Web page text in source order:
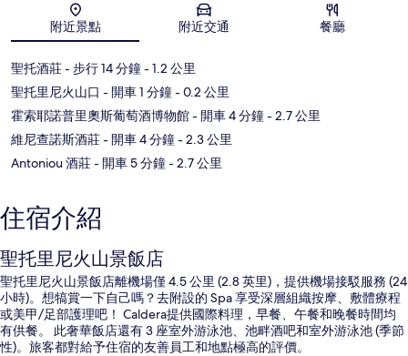
地圖
附近景點 附近交通 餐廳
聖托酒莊- 步行 14 分鐘- 1.2 公里
聖托里尼火山口 - 開車 1 分鐘- 0.2 公里
霍索耶諾普里奧斯葡萄酒博物館- 開車 4 分鐘- 2.7 公里
維尼查諾斯酒莊- 開車 4 分鐘- 2.3 公里
Antoniou 酒莊- 開車 5 分鐘- 2.7 公里
住宿介紹
聖托里尼火山景飯店
聖托里尼火山景飯店離機場僅 4.5 公里 (2.8 英里)，提供機場接駁服務 (24
小時)。想犒賞一下自己嗎？去附設的 Spa 享受深層組織按摩、敷體療程
或美甲/足部護理吧！ Caldera提供國際料理，早餐、午餐和晚餐時間均
有供餐。 此奢華飯店還有 3 座室外游泳池、池畔酒吧和室外游泳池 (季節
性)。旅客都對給予住宿的友善員工和地點極高的評價。